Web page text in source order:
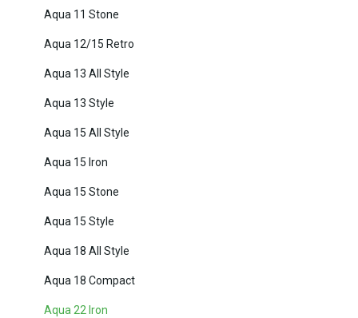
Aqua 11 Stone
Aqua 12/15 Retro
Aqua 13 All Style
Aqua 13 Style
Aqua 15 All Style
Aqua 15 Iron
Aqua 15 Stone
Aqua 15 Style
Aqua 18 All Style
Aqua 18 Compact
Aqua 22 Iron